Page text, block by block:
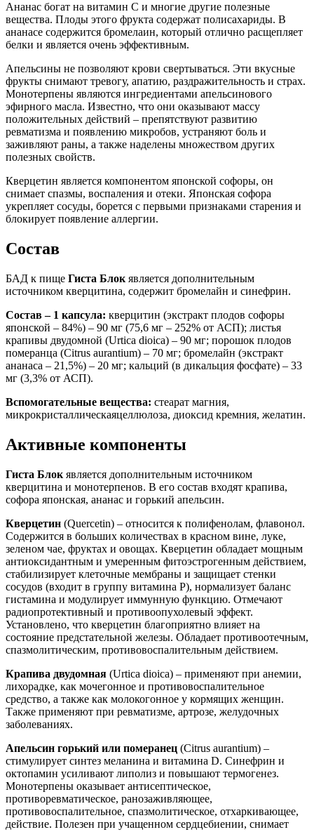
Ананас богат на витамин С и многие другие полезные
вещества. Плоды этого фрукта содержат полисахариды. В
ананасе содержится бромелаин, который отлично расщепляет
белки и является очень эффективным.
Апельсины не позволяют крови свертываться. Эти вкусные
фрукты снимают тревогу, апатию, раздражительность и страх.
Монотерпены являются ингредиентами апельсинового
эфирного масла. Известно, что они оказывают массу
положительных действий – препятствуют развитию
ревматизма и появлению микробов, устраняют боль и
заживляют раны, а также наделены множеством других
полезных свойств.
Кверцетин является компонентом японской софоры, он
снимает спазмы, воспаления и отеки. Японская софора
укрепляет сосуды, борется с первыми признаками старения и
блокирует появление аллергии.
Состав
БАД к пище Гиста Блок является дополнительным
источником кверцитина, содержит бромелайн и синефрин.
Состав – 1 капсула: кверцитин (экстракт плодов софоры
японской – 84%) – 90 мг (75,6 мг – 252% от АСП); листья
крапивы двудомной (Urtica dioica) – 90 мг; порошок плодов
померанца (Citrus aurantium) – 70 мг; бромелайн (экстракт
ананаса – 21,5%) – 20 мг; кальций (в дикальция фосфате) – 33
мг (3,3% от АСП).
Вспомогательные вещества: стеарат магния,
микрокристаллическаяцеллюлоза, диоксид кремния, желатин.
Активные компоненты
Гиста Блок является дополнительным источником
кверцитина и монотерпенов. В его состав входят крапива,
софора японская, ананас и горький апельсин.
Кверцетин (Quercetin) – относится к полифенолам, флавонол.
Содержится в больших количествах в красном вине, луке,
зеленом чае, фруктах и овощах. Кверцетин обладает мощным
антиоксидантным и умеренным фитоэстрогенным действием,
стабилизирует клеточные мембраны и защищает стенки
сосудов (входит в группу витамина P), нормализует баланс
гистамина и модулирует иммунную функцию. Отмечают
радиопротективный и противоопухолевый эффект.
Установлено, что кверцетин благоприятно влияет на
состояние предстательной железы. Обладает противоотечным,
спазмолитическим, противовоспалительным действием.
Крапива двудомная (Urtica dioica) – применяют при анемии,
лихорадке, как мочегонное и противовоспалительное
средство, а также как молокогонное у кормящих женщин.
Также применяют при ревматизме, артрозе, желудочных
заболеваниях.
Апельсин горький или померанец (Citrus aurantium) –
стимулирует синтез меланина и витамина D. Синефрин и
октопамин усиливают липолиз и повышают термогенез.
Монотерпены оказывает антисептическое,
противоревматическое, ранозаживляющее,
противовоспалительное, спазмолитическое, отхаркивающее,
действие. Полезен при учащенном сердцебиении, снимает